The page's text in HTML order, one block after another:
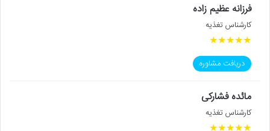
فرزانه عظیم زاده
کارشناس تغذیه
★
★
★
★
★
دریافت مشاوره
مائده فشارکی
کارشناس تغذیه